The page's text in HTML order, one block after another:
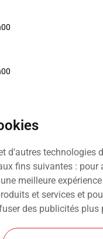
d'autres technologies
fins suivantes : pour
meilleure
et services et
des publicités plus
S.A. Tous droits